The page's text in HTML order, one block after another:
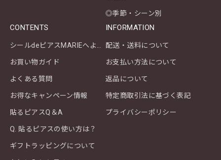
◎季節・シーン別
CONTENTS
お買い物ガイド
よくある質問
お得なキャンペーン情報
貼るピアスQ＆A
Q. 貼るピアスの使い方は？
ギフトラッピングについて
INFORMATION
配送・送料について
お支払い方法について
返品について
特定商取引法に基づく表記
プライバシーポリシー